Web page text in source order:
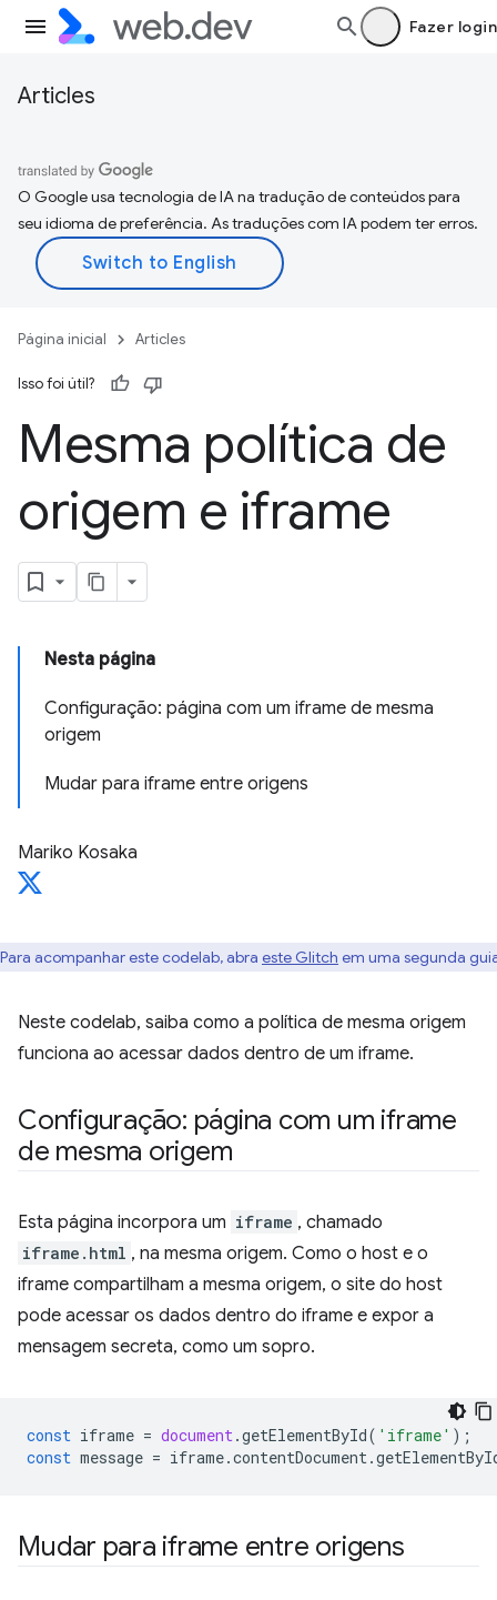
Fazer login
Articles
O Google usa tecnologia de IA na tradução de conteúdos para
seu idioma de preferência. As traduções com IA podem ter erros.
Página inicial Articles
Isso foi útil?
Mesma política de
origem e iframe
Nesta página
Configuração: página com um iframe de mesma
origem
Mudar para iframe entre origens
Mariko Kosaka
Para acompanhar este codelab, abra este Glitch em uma segunda
Neste codelab, saiba como a política de mesma origem
funciona ao acessar dados dentro de um iframe.
Configuração: página com um iframe
de mesma origem
Esta página incorpora um iframe , chamado
iframe.html , na mesma origem. Como o host e o
iframe compartilham a mesma origem, o site do host
pode acessar os dados dentro do iframe e expor a
mensagem secreta, como um sopro.
const iframe = document.getElementById( 'iframe' );
const message = iframe.contentDocument.
Mudar para iframe entre origens